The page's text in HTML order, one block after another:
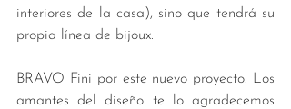
interiores de la casa), sino que tendrá su
propia línea de bijoux.
BRAVO Fini por este nuevo proyecto. Los
amantes del diseño te lo agradecemos